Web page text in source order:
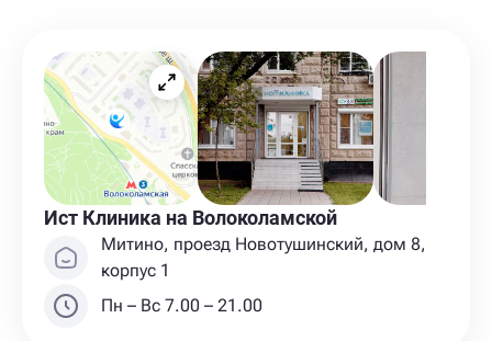
Ист Клиника на Волоколамской
Митино, проезд Новотушинский, дом 8,
корпус 1
Пн – Вс 7.00 – 21.00